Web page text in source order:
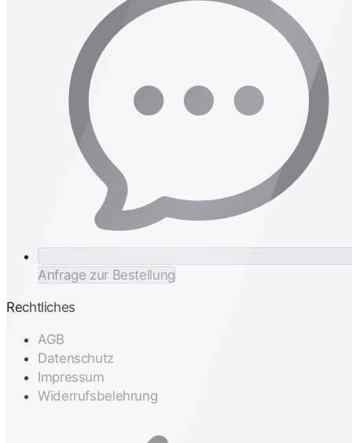
Anfrage zur Bestellung
Rechtliches
AGB
Datenschutz
Impressum
Widerrufsbelehrung